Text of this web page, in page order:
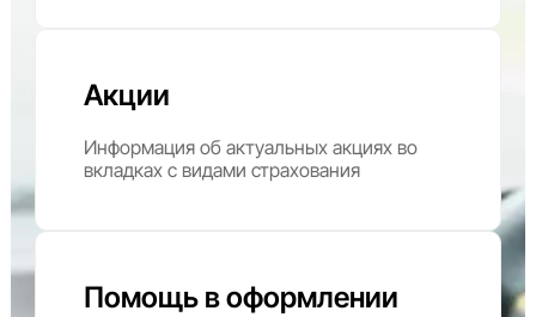
Акции
Информация об актуальных акциях во
вкладках с видами страхования
Помощь в оформлении